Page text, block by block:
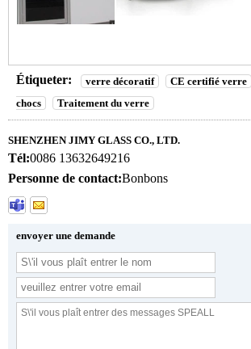
Étiqueter: verre décoratif CE certifié verre
chocs
Traitement du verre
SHENZHEN JIMY GLASS CO., LTD.
Tél:0086 13632649216
Personne de contact:Bonbons
envoyer une demande